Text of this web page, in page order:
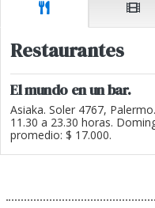
Restaurantes
El mundo en un bar.
Asiaka. Soler 4767,
11.30 a 23.30 horas.
promedio: $ 17.000.